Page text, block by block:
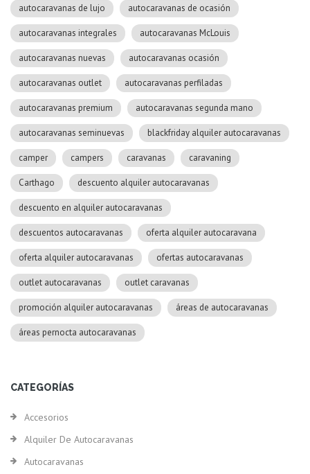
autocaravanas de lujo autocaravanas de ocasión
autocaravanas integrales autocaravanas McLouis
autocaravanas nuevas autocaravanas ocasión
autocaravanas outlet autocaravanas perfiladas
autocaravanas premium autocaravanas segunda mano
autocaravanas seminuevas blackfriday alquiler autocaravanas
camper campers caravanas caravaning
Carthago descuento alquiler autocaravanas
descuento en alquiler autocaravanas
descuentos autocaravanas oferta alquiler autocaravana
oferta alquiler autocaravanas ofertas autocaravanas
outlet autocaravanas outlet caravanas
promoción alquiler autocaravanas áreas de autocaravanas
áreas pernocta autocaravanas
CATEGORÍAS
Accesorios
Alquiler De Autocaravanas
Autocaravanas